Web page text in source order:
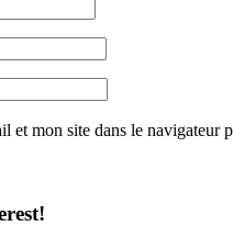
et mon site dans le navigateur